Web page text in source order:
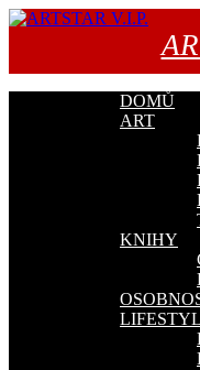
Přejít
webu
DOMŮ
ART
KNIHY